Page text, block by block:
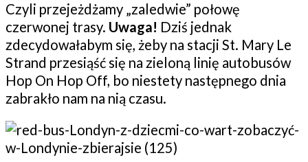
Czyli przejeżdżamy „zaledwie” połowę
czerwonej trasy. Uwaga! Dziś jednak
zdecydowałabym się, żeby na stacji St. Mary Le
Strand przesiąść się na zieloną linię autobusów
Hop On Hop Off, bo niestety następnego dnia
zabrakło nam na nią czasu.